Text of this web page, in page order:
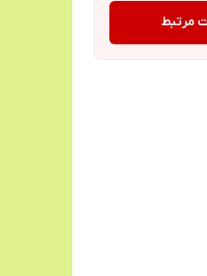
مرتبط